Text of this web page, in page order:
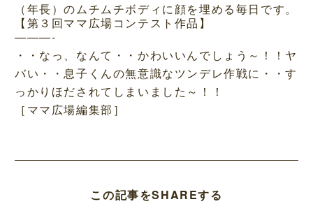
（年長）のムチムチボディに顔を埋める毎日です。
【第３回ママ広場コンテスト作品】
———-
・・なっ、なんて・・かわいいんでしょう～！！ヤ
バい・・息子くんの無意識なツンデレ作戦に・・す
っかりほだされてしまいました～！！
［ママ広場編集部］
この記事をSHAREする